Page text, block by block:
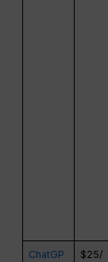
ChatGP
$25/